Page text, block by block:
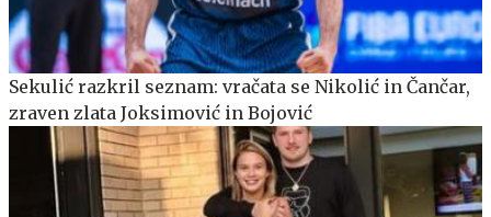
Sekulić razkril seznam: vračata se Nikolić in Čančar,
zraven zlata Joksimović in Bojović